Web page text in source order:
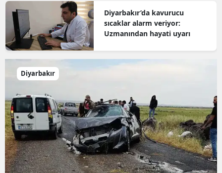
Diyarbakır’da kavurucu
sıcaklar alarm veriyor:
Uzmanından hayati uyarı
Diyarbakır